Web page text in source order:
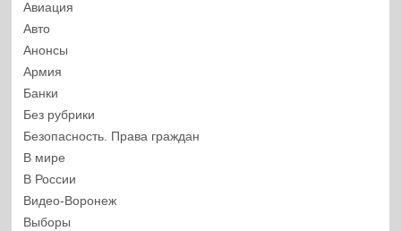
Авиация
Авто
Анонсы
Армия
Банки
Без рубрики
Безопасность. Права граждан
В мире
В России
Видео-Воронеж
Выборы